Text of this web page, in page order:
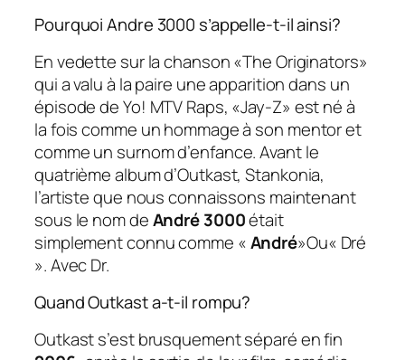
Pourquoi Andre 3000 s’appelle-t-il ainsi?
En vedette sur la chanson «The Originators»
qui a valu à la paire une apparition dans un
épisode de Yo! MTV Raps, «Jay-Z» est né à
la fois comme un hommage à son mentor et
comme un surnom d’enfance. Avant le
quatrième album d’Outkast, Stankonia,
l’artiste que nous connaissons maintenant
sous le nom deAndré 3000était
simplement connu comme «André»Ou« Dré
». Avec Dr.
Quand Outkast a-t-il rompu?
Outkast s’est brusquement séparé en fin